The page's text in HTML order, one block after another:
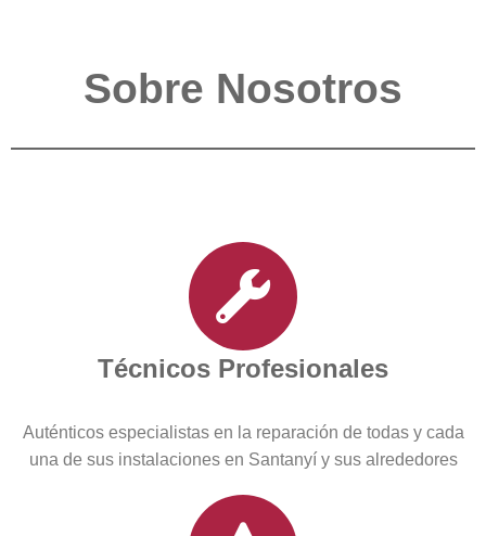
Sobre Nosotros
Técnicos Profesionales
Auténticos especialistas en la reparación de todas y cada
una de sus instalaciones en Santanyí y sus alrededores